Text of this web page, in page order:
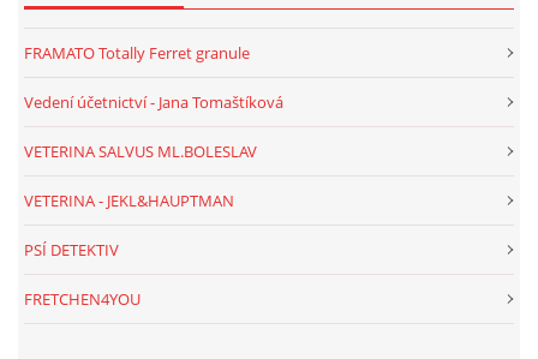
FRAMATO Totally Ferret granule
Vedení účetnictví - Jana Tomaštíková
VETERINA SALVUS ML.BOLESLAV
VETERINA - JEKL&HAUPTMAN
PSÍ DETEKTIV
FRETCHEN4YOU